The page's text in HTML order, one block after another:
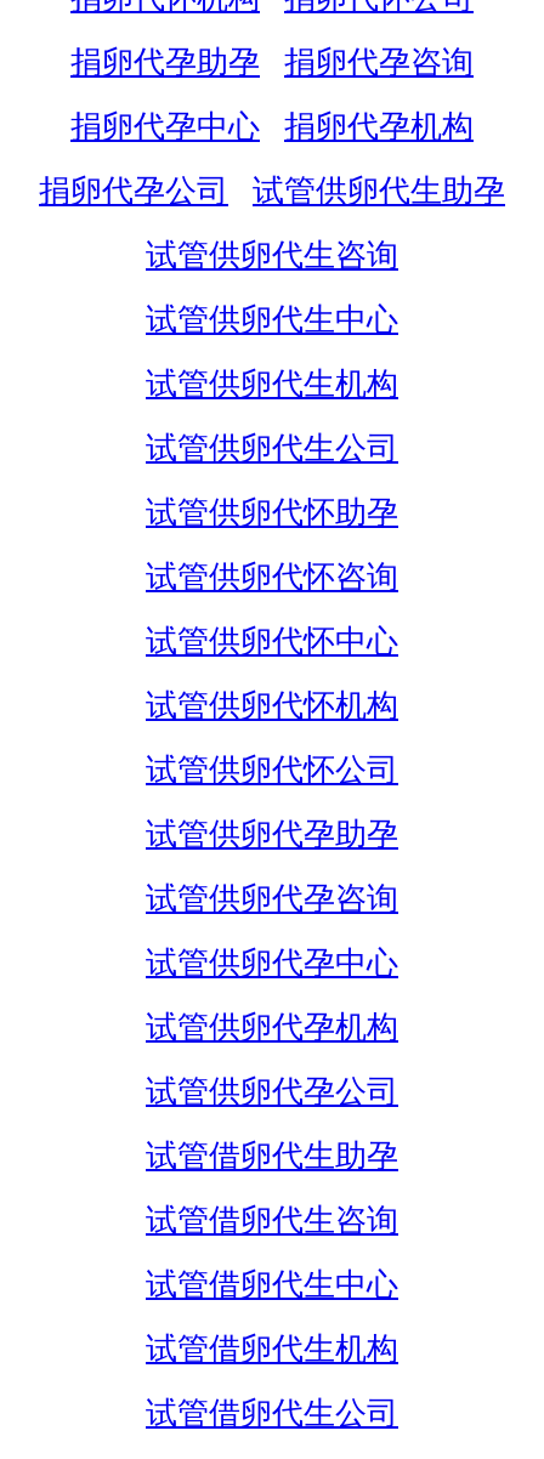
捐卵代孕助孕
捐卵代孕咨询
捐卵代孕中心
捐卵代孕机构
捐卵代孕公司
试管供卵代生助孕
试管供卵代生咨询
试管供卵代生中心
试管供卵代生机构
试管供卵代生公司
试管供卵代怀助孕
试管供卵代怀咨询
试管供卵代怀中心
试管供卵代怀机构
试管供卵代怀公司
试管供卵代孕助孕
试管供卵代孕咨询
试管供卵代孕中心
试管供卵代孕机构
试管供卵代孕公司
试管借卵代生助孕
试管借卵代生咨询
试管借卵代生中心
试管借卵代生机构
试管借卵代生公司